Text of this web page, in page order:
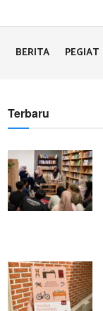
BERITA PEGIAT
Terbaru